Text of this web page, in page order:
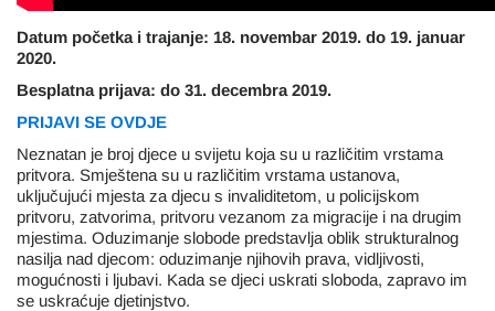
Datum početka i trajanje: 18. novembar 2019. do 19. januar
2020.
Besplatna prijava: do 31. decembra 2019.
PRIJAVI SE OVDJE
Neznatan je broj djece u svijetu koja su u različitim vrstama
pritvora. Smještena su u različitim vrstama ustanova,
uključujući mjesta za djecu s invaliditetom, u policijskom
pritvoru, zatvorima, pritvoru vezanom za migracije i na drugim
mjestima. Oduzimanje slobode predstavlja oblik strukturalnog
nasilja nad djecom: oduzimanje njihovih prava, vidljivosti,
mogućnosti i ljubavi. Kada se djeci uskrati sloboda, zapravo im
se uskraćuje djetinjstvo.